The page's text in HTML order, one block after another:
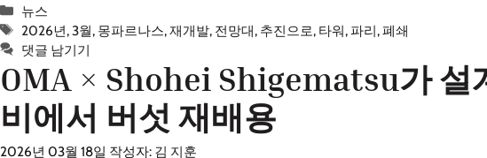
카
테
고
리
뉴스
태
그
2026년,3월, 몽파르나스,재개발, 전망대, 추진으로, 타워, 파리,폐쇄
댓글 남기기
OMA × Shohei Shigematsu가 설
비에서 버섯 재배용
2026년 03월 18일 작성자: 김 지훈